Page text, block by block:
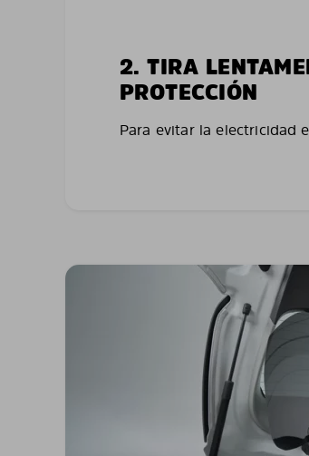
2. TIRA
PROTECCIÓN
Para evitar la electricidad